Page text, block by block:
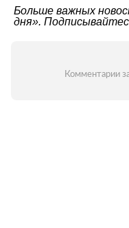
Больше важных
дня».
Комментарии